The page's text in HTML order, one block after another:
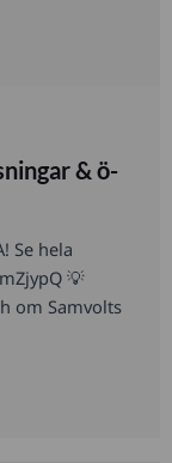
& ö-
Se hela
💡
om Samvolts